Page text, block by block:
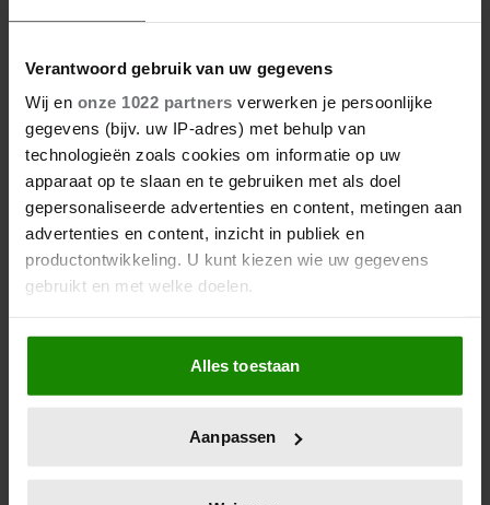
Verantwoord gebruik van uw gegevens
Wij en onze 1022 partners verwerken je persoonlijke
gegevens (bijv. uw IP-adres) met behulp van
technologieën zoals cookies om informatie op uw
apparaat op te slaan en te gebruiken met als doel
gepersonaliseerde advertenties en content, metingen aan
advertenties en content, inzicht in publiek en
productontwikkeling. U kunt kiezen wie uw gegevens
gebruikt en met welke doelen.
Als u het toestaat, willen we ook graag:
Informatie verzamelen over uw geografische
locatie, die tot een paar meter nauwkeurig kan zijn
scannen op specifieke eigenschappen (fingerprinting)
Alles toestaan
Aanpassen